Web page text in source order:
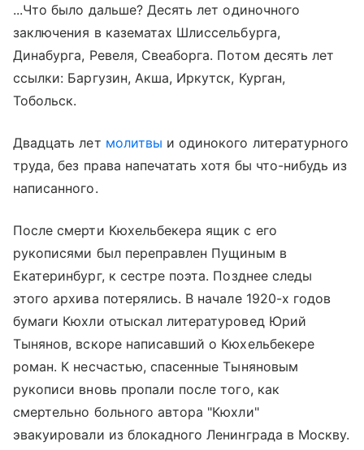
...Что было дальше? Десять лет одиночного
заключения в казематах Шлиссельбурга,
Динабурга, Ревеля, Свеаборга. Потом десять лет
ссылки: Баргузин, Акша, Иркутск, Курган,
Тобольск.
Двадцать лет молитвы и одинокого литературного
труда, без права напечатать хотя бы что-нибудь из
написанного.
После смерти Кюхельбекера ящик с его
рукописями был переправлен Пущиным в
Екатеринбург, к сестре поэта. Позднее следы
этого архива потерялись. В начале 1920-х годов
бумаги Кюхли отыскал литературовед Юрий
Тынянов, вскоре написавший о Кюхельбекере
роман. К несчастью, спасенные Тыняновым
рукописи вновь пропали после того, как
смертельно больного автора "Кюхли"
эвакуировали из блокадного Ленинграда в Москву.